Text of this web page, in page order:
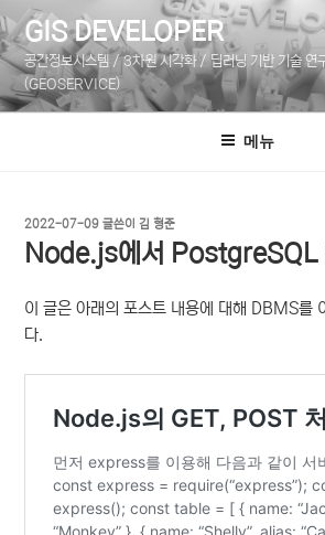
텐
츠
로
바
GIS DEVELOPER
공간정보시스템 / 3차원 시각화 / 딥러닝 기반 기술 연
(GEOSERVICE)
메뉴
작
성
일
2022-07-09 글쓴이김 형준
Node.js에서 PostgreSQL
이 글은 아래의 포스트 내용에 대해 DBMS를
다.